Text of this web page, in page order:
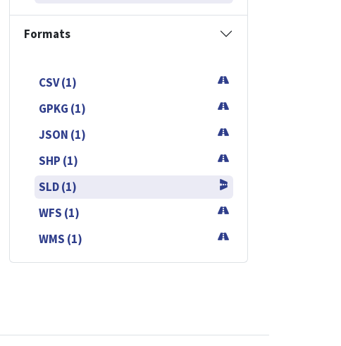
Formats
CSV (1)
GPKG (1)
JSON (1)
SHP (1)
SLD (1)
WFS (1)
WMS (1)